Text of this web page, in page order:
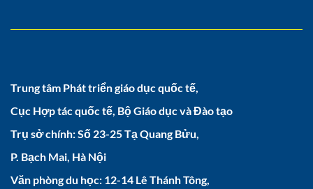
Trung tâm Phát triển giáo dục quốc tế,
Cục Hợp tác quốc tế, Bộ Giáo dục và Đào tạo
Trụ sở chính: Số 23-25 Tạ Quang Bửu,
P. Bạch Mai, Hà Nội
Văn phòng du học: 12-14 Lê Thánh Tông,